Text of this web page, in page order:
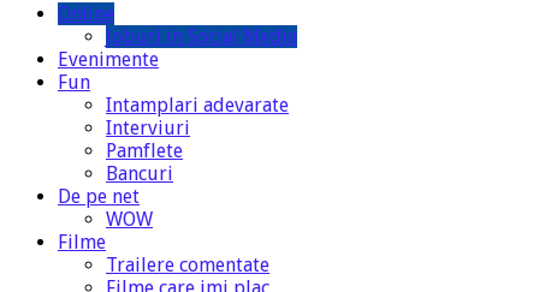
Online
Joburi in Social Media
Evenimente
Fun
Intamplari adevarate
Interviuri
Pamflete
Bancuri
De pe net
WOW
Filme
Trailere comentate